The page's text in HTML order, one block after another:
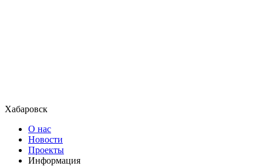
Хабаровск
О нас
Новости
Проекты
Информация